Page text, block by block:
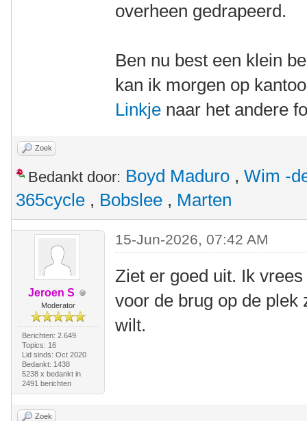
overheen gedrapeerd.
Ben nu best een klein
kan ik morgen op
Linkje naar het andere
Zoek
Bedankt door: Boyd Maduro , Wim -
365cycle , Bobslee , Marten
Jeroen S
Moderator
Berichten: 2.649
Topics: 16
Lid sinds: Oct 2020
Bedankt: 1438
5238 x bedankt in
2491 berichten
15-Jun-2026, 07:42 AM
Ziet er goed uit. Ik
voor de brug op de
wilt.
Zoek